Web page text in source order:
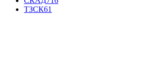
ТЗСК61